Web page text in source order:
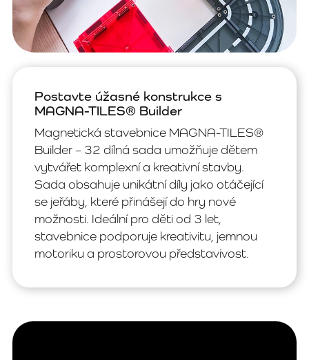
Postavte úžasné konstrukce s
MAGNA-TILES® Builder
Magnetická stavebnice MAGNA-TILES®
Builder – 32 dílná sada umožňuje dětem
vytvářet komplexní a kreativní stavby.
Sada obsahuje unikátní díly jako otáčející
se jeřáby, které přinášejí do hry nové
možnosti. Ideální pro děti od 3 let,
stavebnice podporuje kreativitu, jemnou
motoriku a prostorovou představivost.